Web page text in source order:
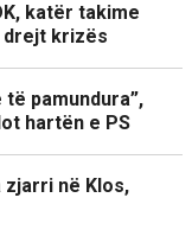
katër takime
drejt krizës
pamundura”,
hartën e PS
zjarri në Klos,